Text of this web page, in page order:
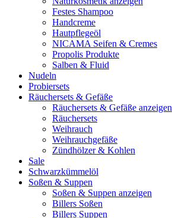
Festes Shampoo
Handcreme
Hautpflegeöl
NICAMA Seifen & Cremes
Propolis Produkte
Salben & Fluid
Nudeln
Probiersets
Räuchersets & Gefäße
Räuchersets & Gefäße anzeigen
Räuchersets
Weihrauch
Weihrauchgefäße
Zündhölzer & Kohlen
Sale
Schwarzkümmelöl
Soßen & Suppen
Soßen & Suppen anzeigen
Billers Soßen
Billers Suppen